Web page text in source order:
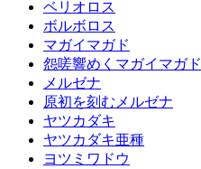
ベリオロス
ボルボロス
マガイマガド
怨嗟響めくマガイマガド
メルゼナ
原初を刻むメルゼナ
ヤツカダキ
ヤツカダキ亜種
ヨツミワドウ